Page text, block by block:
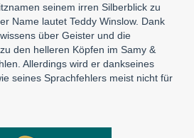
seinem irren Silberblick zu
Name lautet Teddy Winslow. Dank
über Geister und die
den helleren Köpfen im Samy &
Allerdings wird er dankseines
seines Sprachfehlers meist nicht für